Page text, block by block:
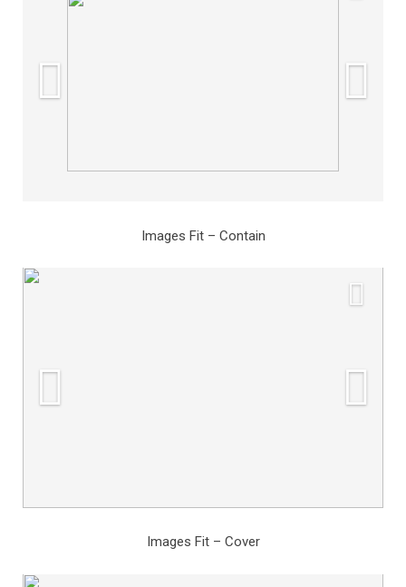
Images Fit – Contain
Images Fit – Cover